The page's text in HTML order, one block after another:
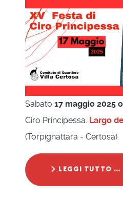
Sabato 17 maggio 2025
Ciro Principessa. Largo
(Torpignattara - Certosa).
LEGGI TUTTO …